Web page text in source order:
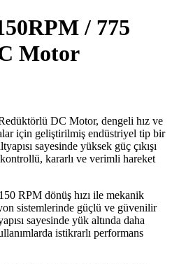
/ 775
Motor
DC Motor, dengeli hız ve
için geliştirilmiş endüstriyel tip bir
sayesinde yüksek güç çıkışı
kararlı ve verimli hareket
RPM dönüş hızı ile mekanik
sistemlerinde güçlü ve güvenilir
sayesinde yük altında daha
istikrarlı performans